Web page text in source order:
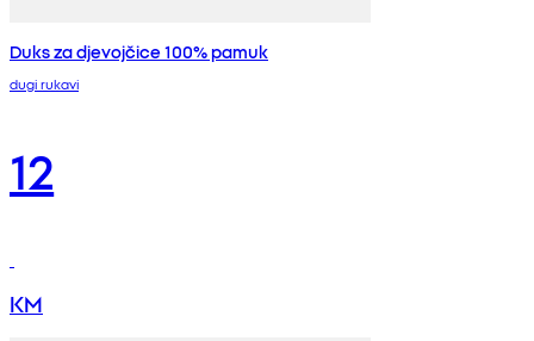
Duks za djevojčice 100% pamuk
dugi rukavi
12
KM